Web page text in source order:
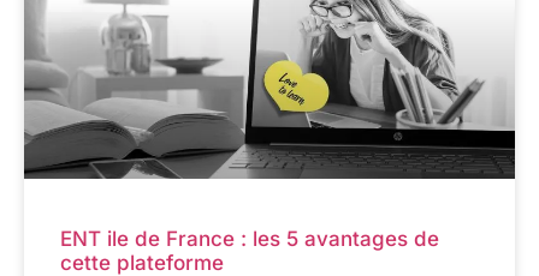
ENT ile de France : les 5 avantages de
cette plateforme